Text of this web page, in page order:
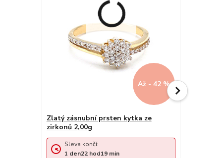
Až - 42 %
Zlatý zásnubní prsten kytka ze
zirkonů 2,00g
Sleva končí:
1 den22 hod19 min